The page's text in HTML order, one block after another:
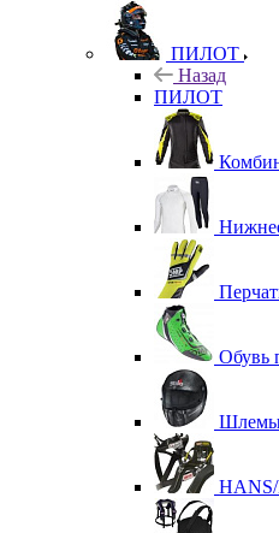
ПИЛОТ
Назад
ПИЛОТ
Обувь
Шлемы